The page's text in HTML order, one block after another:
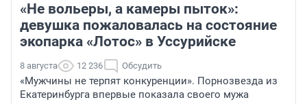
«Не вольеры, а камеры пыток»:
девушка пожаловалась на состояние
экопарка «Лотос» в Уссурийске
8 августа 12 236 Обсудить
«Мужчины не терпят конкуренции». Порнозвезда из
Екатеринбурга впервые показала своего мужа